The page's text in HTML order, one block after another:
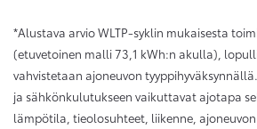
*Alustava arvio WLTP-syklin mukaisesta
(etuvetoinen malli 73,1 kWh:n akulla),
vahvistetaan ajoneuvon
ja sähkönkulutukseen vaikuttavat ajotapa
lämpötila, tieolosuhteet, liikenne,